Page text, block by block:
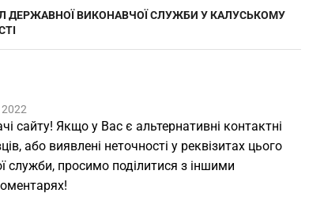
ДЕРЖАВНОЇ ВИКОНАВЧОЇ СЛУЖБИ У КАЛУСЬКОМУ
сайту! Якщо у Вас є альтернативні контактні
або виявлені неточності у реквізитах цього
служби, просимо поділитися з іншими